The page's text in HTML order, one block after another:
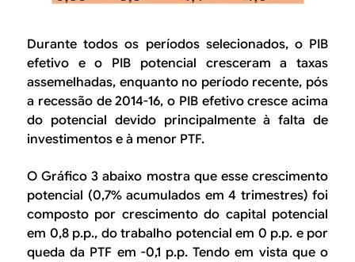
Durante todos os períodos selecionados, o PIB
efetivo e o PIB potencial cresceram a taxas
assemelhadas, enquanto no período recente, pós
a recessão de 2014-16, o PIB efetivo cresce acima
do potencial devido principalmente à falta de
investimentos e à menor PTF.
O Gráfico 3 abaixo mostra que esse crescimento
potencial (0,7% acumulados em 4 trimestres) foi
composto por crescimento do capital potencial
em 0,8 p.p., do trabalho potencial em 0 p.p. e por
queda da PTF em -0,1 p.p. Tendo em vista que o